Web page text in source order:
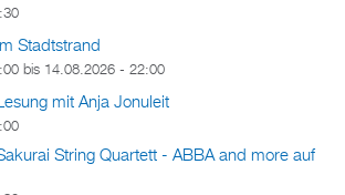
Stadtstrand
bis 14.08.2026 - 22:00
mit Anja Jonuleit
String Quartett - ABBA and more auf